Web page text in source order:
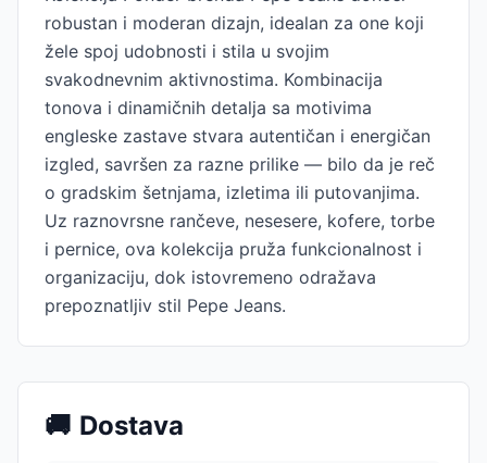
robustan i moderan dizajn, idealan za one koji
žele spoj udobnosti i stila u svojim
svakodnevnim aktivnostima. Kombinacija
tonova i dinamičnih detalja sa motivima
engleske zastave stvara autentičan i energičan
izgled, savršen za razne prilike — bilo da je reč
o gradskim šetnjama, izletima ili putovanjima.
Uz raznovrsne rančeve, nesesere, kofere, torbe
i pernice, ova kolekcija pruža funkcionalnost i
organizaciju, dok istovremeno odražava
prepoznatljiv stil Pepe Jeans.
🚚 Dostava